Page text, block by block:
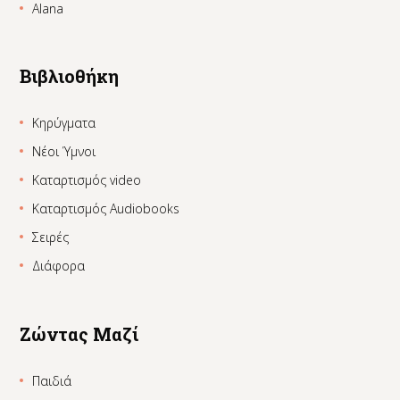
Alana
Βιβλιοθήκη
Κηρύγματα
Νέοι Ύμνοι
Καταρτισμός video
Καταρτισμός Audiobooks
Σειρές
Διάφορα
Ζώντας Μαζί
Παιδιά